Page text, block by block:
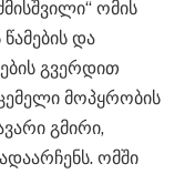
ომის
და
გვერდით
მოპყრობის
გმირი,
ომში